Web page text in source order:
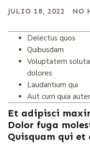
JULIO 18, 2022 NO
Delectus quos
Quibusdam
Voluptatem
dolores
Laudantium qui
Aut cum quia
Et adipisci
Dolor fuga
Quisquam qui et